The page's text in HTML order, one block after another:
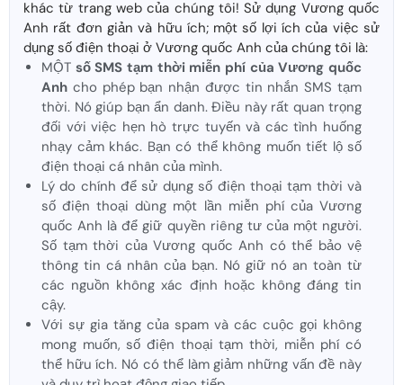
khác từ trang web của chúng tôi! Sử dụng Vương quốc
Anh rất đơn giản và hữu ích; một số lợi ích của việc sử
dụng số điện thoại ở Vương quốc Anh của chúng tôi là:
MỘT số SMS tạm thời miễn phí của Vương quốc
Anh cho phép bạn nhận được tin nhắn SMS tạm
thời. Nó giúp bạn ẩn danh. Điều này rất quan trọng
đối với việc hẹn hò trực tuyến và các tình huống
nhạy cảm khác. Bạn có thể không muốn tiết lộ số
điện thoại cá nhân của mình.
Lý do chính để sử dụng số điện thoại tạm thời và
số điện thoại dùng một lần miễn phí của Vương
quốc Anh là để giữ quyền riêng tư của một người.
Số tạm thời của Vương quốc Anh có thể bảo vệ
thông tin cá nhân của bạn. Nó giữ nó an toàn từ
các nguồn không xác định hoặc không đáng tin
cậy.
Với sự gia tăng của spam và các cuộc gọi không
mong muốn, số điện thoại tạm thời, miễn phí có
thể hữu ích. Nó có thể làm giảm những vấn đề này